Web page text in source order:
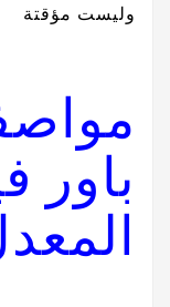
وليست مؤقتة
باور